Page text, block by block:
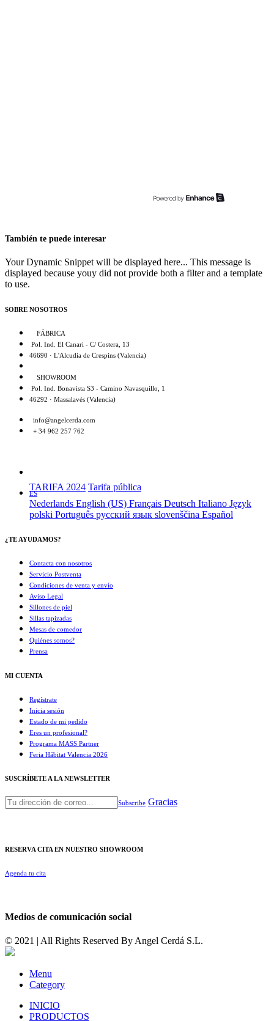
También te puede interesar
Your Dynamic Snippet will be displayed here... This message is
displayed because youy did not provide both a filter and a template
to use.
SOBRE NOSOTROS
FÁBRICA
Pol. Ind. El Canari - C/ Costera, 13
46690 · L'Alcudia de Crespins (Valencia)
SHOWROOM
Pol. Ind. Bonavista S3 - Camino Navasquillo, 1
46292 · Massalavés (Valencia)
info@angelcerda.com
+ 34 962 257 762
TARIFA 2024 Tarifa pública
ES
Nederlands English (US) Français Deutsch Italiano Język
polski Português русский язык slovenščina Español
¿TE AYUDAMOS?
Contacta con nosotros
Servicio Postventa
Condiciones de venta y envío
Aviso Legal
Sillones de piel
Sillas tapizadas
Mesas de comedor
Quiénes somos?
Prensa
MI CUENTA
Regístrate
Inicia sesión
Estado de mi pedido
Eres un profesional?
Programa MASS Partner
Feria Hábitat Valencia 2026​
SUSCRÍBETE A LA NEWSLETTER
Subscribe Gracias
RESERVA CITA EN NUESTRO SHOWROOM
Agenda tu cita
Medios de comunicación social
© 2021 | All Rights Reserved ByAngel Cerdá S.L.
Menu
Category
INICIO
PRODUCTOS